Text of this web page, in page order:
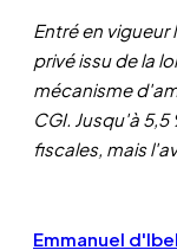
Entré en vigueur
privé issu de la
mécanisme
CGI. Jusqu'à
fiscales, mais
Emmanuel